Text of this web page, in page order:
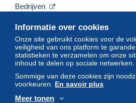
Informatie over cookies
Onze site gebruikt cookies voor de
veiligheid van ons platform te
statistieken te verzamelen om onze
inhoud te delen op sociale netwerken.
Sommige van deze cookies zijn
voorkeuren. En savoir plus
Meer tonen
Bedrijven
Neem contact met ons op
© Delcampe International srl. Alle